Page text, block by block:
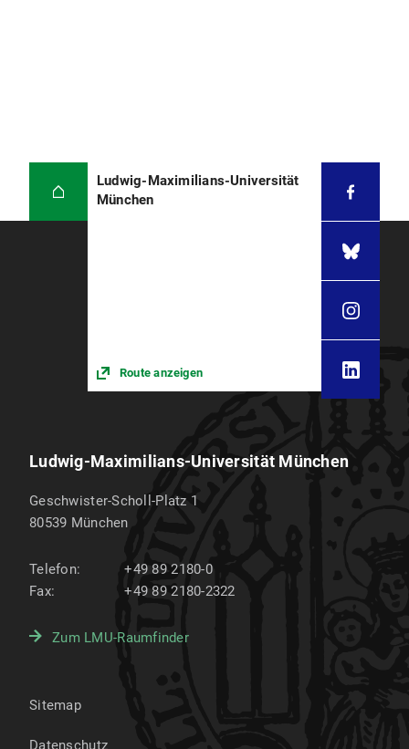
Ludwig-Maximilians-Universität
München
Route anzeigen
Ludwig-Maximilians-Universität München
Geschwister-Scholl-Platz 1
80539 München
Telefon:
+49 89 2180-0
Fax:
+49 89 2180-2322
Zum LMU-Raumfinder
Sitemap
Datenschutz